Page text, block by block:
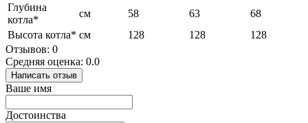
Глубина
котла*
см 58 63
68
Высота котла* см 128 128
128
Отзывов: 0
Средняя оценка: 0.0
Написать отзыв
Ваше имя
Достоинства